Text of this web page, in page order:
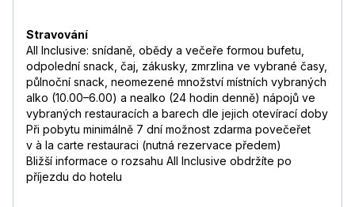
Stravování
All Inclusive: snídaně, obědy a večeře formou bufetu,
odpolední snack, čaj, zákusky, zmrzlina ve vybrané časy,
půlnoční snack, neomezené množství místních vybraných
alko (10.00–6.00) a nealko (24 hodin denně) nápojů ve
vybraných restauracích a barech dle jejich otevírací doby
Při pobytu minimálně 7 dní možnost zdarma povečeřet
v à la carte restauraci (nutná rezervace předem)
Bližší informace o rozsahu All Inclusive obdržíte po
příjezdu do hotelu